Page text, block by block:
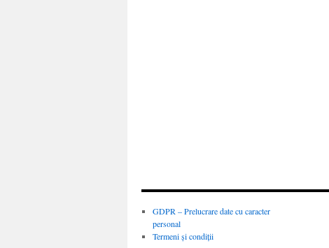
GDPR – Prelucrare date cu caracter
personal
Termeni și condiții